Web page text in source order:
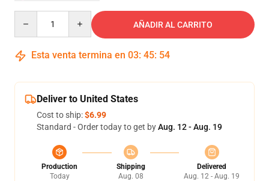
AÑADIR AL CARRITO
Esta venta termina en 03: 45: 53
Deliver to United States
Cost to ship:$6.99
Standard - Order today to get byAug. 12 - Aug. 19
Production
Today
Shipping
Aug. 08
Delivered
Aug. 12 - Aug. 19